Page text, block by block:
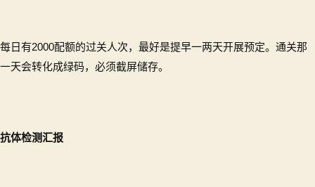
每日有2000配额的过关人次，最好是提早一两天开展预定。通关那
一天会转化成绿码，必须截屏储存。
抗体检测汇报